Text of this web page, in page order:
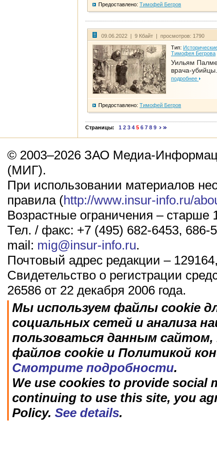
Предоставлено: Тимофей Бегров
09.06.2022 | 9 Кбайт | просмотров: 1790
Тип:
Тимофея Бегрова
Уильям
врача-
подробнее
Предоставлено: Тимофей Бегров
Страницы: 1 2 3 4 5 6 7 8 9
© 2003–2026 ЗАО Медиа-
(МИГ).
При использовании материалов
правила (http://www.insur-info.ru/
Возрастные ограничения – старше
Тел. / факс: +7 (495) 682-6453, 686-
mail: mig@insur-info.ru.
Почтовый адрес редакции –
Свидетельство о регистрации
26586 от 22 декабря 2006 года.
Мы используем файлы cookie
социальных сетей и анализа
пользоваться данным
файлов cookie и Политикой
Смотрите подробности.
We use cookies to provide social
continuing to use this site, you
Policy. See details.